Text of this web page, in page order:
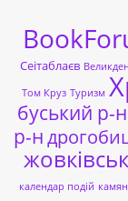
Сеітаблаєв
Том Круз Туризм
буський р-н
р-н
календар подій